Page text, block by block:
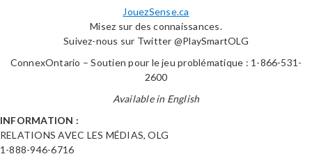
JouezSense.ca
Misez sur des connaissances.
Suivez-nous sur Twitter @PlaySmartOLG
ConnexOntario – Soutien pour le jeu problématique : 1-866-531-
2600
Available in English
INFORMATION :
RELATIONS AVEC LES MÉDIAS, OLG
1-888-946-6716